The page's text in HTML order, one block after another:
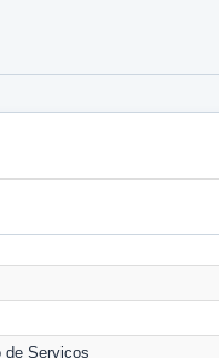
de Serviços